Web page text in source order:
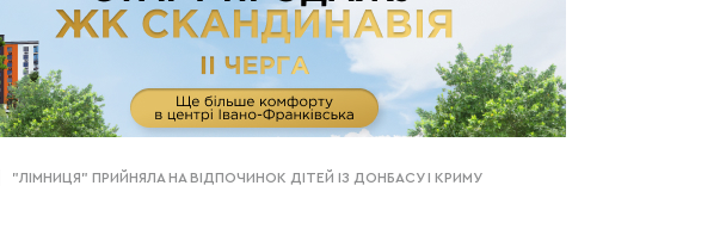
"ЛІМНИЦЯ" ПРИЙНЯЛА НА ВІДПОЧИНОК ДІТЕЙ ІЗ ДОНБАСУ І КРИМУ